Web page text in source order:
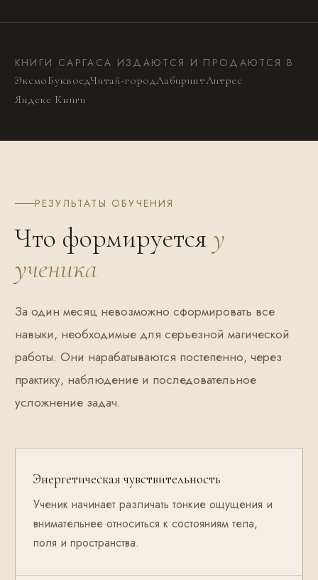
КНИГИ САРГАСА ИЗДАЮТСЯ И ПРОДАЮТСЯ В
ЭксмоБуквоедЧитай-городЛабиринтЛитрес
Яндекс Книги
РЕЗУЛЬТАТЫ ОБУЧЕНИЯ
Что формируется у
ученика
За один месяц невозможно сформировать все
навыки, необходимые для серьезной магической
работы. Они нарабатываются постепенно, через
практику, наблюдение и последовательное
усложнение задач.
Энергетическая чувствительность
Ученик начинает различать тонкие ощущения и
внимательнее относиться к состояниям тела,
поля и пространства.